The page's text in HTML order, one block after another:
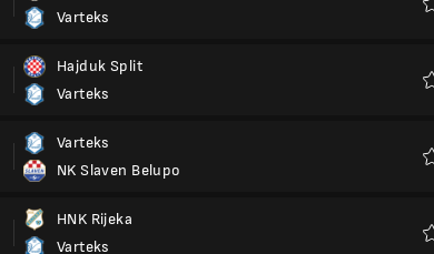
Varteks
Hajduk Split
Varteks
Varteks
NK Slaven Belupo
HNK Rijeka
Varteks